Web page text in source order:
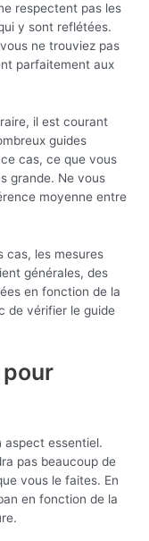
respectent pas les
y sont reflétées.
ne trouviez pas
parfaitement aux
il est courant
guides
cas, ce que vous
grande. Ne vous
moyenne entre
cas, les mesures
générales, des
en fonction de la
de vérifier le guide
aspect essentiel.
pas beaucoup de
vous le faites. En
en fonction de la